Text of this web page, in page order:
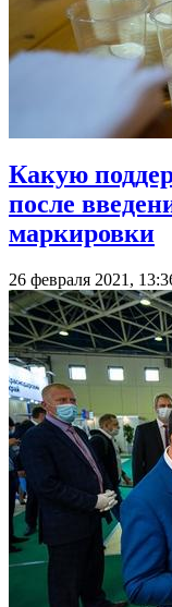
Какую
после
маркировки
26 февраля 2021,